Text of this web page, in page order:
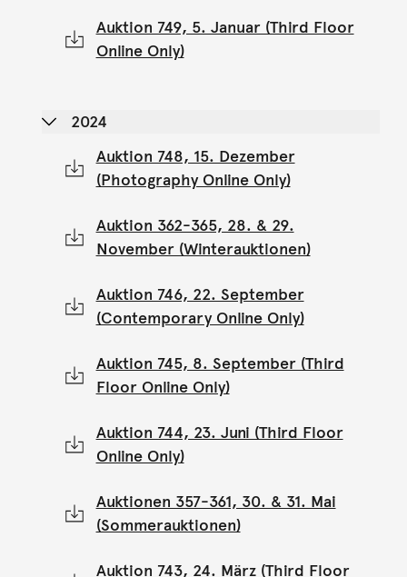
Auktion 749, 5. Januar (Third Floor
Online Only)
2024
Auktion 748, 15. Dezember
(Photography Online Only)
Auktion 362-365, 28. & 29.
November (Winterauktionen)
Auktion 746, 22. September
(Contemporary Online Only)
Auktion 745, 8. September (Third
Floor Online Only)
Auktion 744, 23. Juni (Third Floor
Online Only)
Auktionen 357-361, 30. & 31. Mai
(Sommerauktionen)
Auktion 743, 24. März (Third Floor